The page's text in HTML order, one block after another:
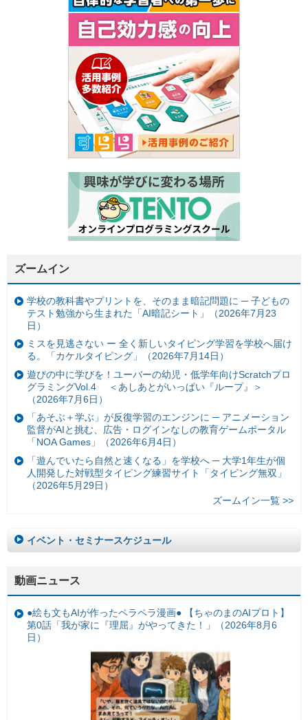
ズームイン
学校の教科書やプリントを、そのまま暗記問題に ─ 子どもの
テスト勉強から生まれた「AI暗記シート」（2026年7月23
日）
ミスを見逃さない ー 全く新しいタイピング学習を学校へ届け
る。「カケルタイピング」（2026年7月14日）
遊びの中に学びを！ユーバーの幼児・低学年向けScratchプロ
グラミングVol.4 ＜あしあとがいっぱい『ループ』＞
（2026年7月6日）
「あそぶ＋学ぶ」が反復学習のエンジンに ─ アニメーション
監督がAIと挑む、広告・ログインなしの教育ゲームポータル
「NOA Games」（2026年6月4日）
「遊んでいたら自然と速くなる」を学校へ ─ 大学1年生が個
人開発した対戦型タイピング練習サイト「タイピング無双」
（2026年5月29日）
ズームイン一覧 >>
イベント・セミナースケジュール
動画ニュース
●絵も文もAIが作ったペラペラ漫画● 【ちゃのまのAIプロト】
第0話「我が家に『理屈』がやってきた！」（2026年8月6
日）